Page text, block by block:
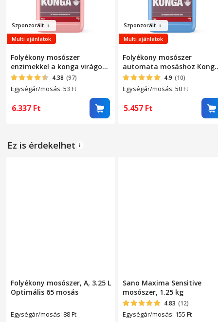
Szponzorált
Multi ajánlatok
Folyékony mosószer
enzimekkel a konga virágok
automatikus mosásához –
eltávolítja az állatszagokat,
szerves foltokat és vért, 5
liter, 120 mosás, koncentrált
viszkózus formula
4.38 (97)
Egységár/mosás: 53 Ft
6.337 Ft
Szponzorált
Multi ajánlatok
Folyékony mosószer
automata mosáshoz
Fresh Mountain -
koncentrált viszkózus
formula, intenzív friss
illat, 5 liter, 110 mosás,
mélyen tisztítja a nehéz
4.9 (10)
Egységár/mosás: 50Ft
5.457 Ft
Ez is érdekelhet
Folyékony mosószer, A, 3.25 L
Optimális 65 mosás
Egységár/mosás: 88Ft
Sano Maxima Sensitive
mosószer, 1.25 kg
4.83 (12)
Egységár/mosás: 155 Ft